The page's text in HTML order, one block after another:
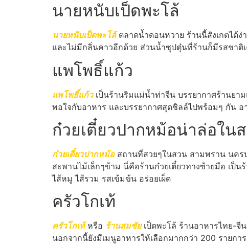
นายหนับเป็ดพะโล้
นายหนับเป็ดพะโล้ตลาดน้ำดอนหวาย ร้านนี้สังเกตได้
และไม่มีกลิ่นคาวอีกด้วย ส่วนน้ำซุปตุ๋นที่ร้านก็มีรสชาติ
แพโพธิ์แก้ว
แพโพธิ์แก้วเป็นร้านริมแม่น้ำท่าจีน บรรยากาศร้านยา
พอใจกับอาหาร และบรรยากาศสุดชิลล์ไปพร้อมๆ กัน
ก๋วยเตี๋ยวปากหม้อน่าล่อใน
ก๋วยเตี๋ยวปากหม้อสถานที่สวยๆในสวน สามพราน นครป
สะพานไม้เล็กๆข้าม นี่คือร้านก๋วยเตี๋ยวทางซ้ายมือ เป็
ไส้หมู ไส้รวม รสเข้มข้น อร่อยเผ็ด
ครัวโกเท้
ครัวโกเท้หรือ ร้านสมชัยเป็ดพะโล้ ร้านอาหารไทย-จี
นอกจากนี้ยังมีเมนูอาหารให้เลือกมากกว่า 200 รายก